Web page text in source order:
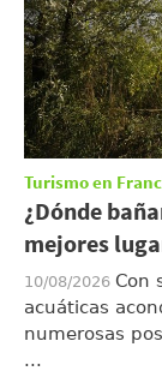
Turismo en
¿Dónde
mejores
10/08/2026 Con
acuáticas
numerosas
...